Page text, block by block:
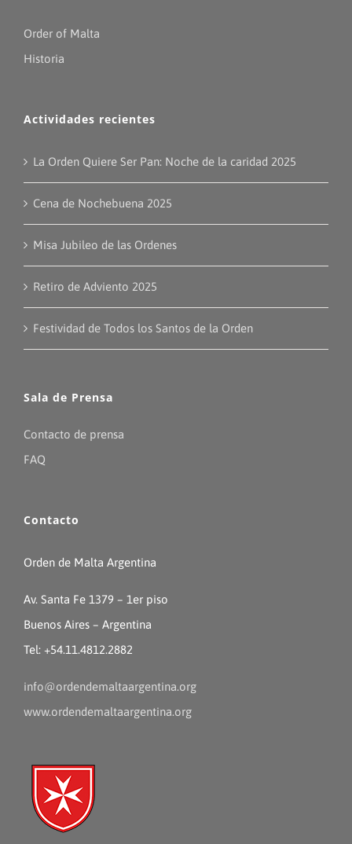
Order of Malta
Historia
Actividades recientes
La Orden Quiere Ser Pan: Noche de la caridad 2025
Cena de Nochebuena 2025
Misa Jubileo de las Ordenes
Retiro de Adviento 2025
Festividad de Todos los Santos de la Orden
Sala de Prensa
Contacto de prensa
FAQ
Contacto
Orden de Malta Argentina
Av. Santa Fe 1379 – 1er piso
Buenos Aires – Argentina
Tel: +54.11.4812.2882
info@ordendemaltaargentina.org
www.ordendemaltaargentina.org